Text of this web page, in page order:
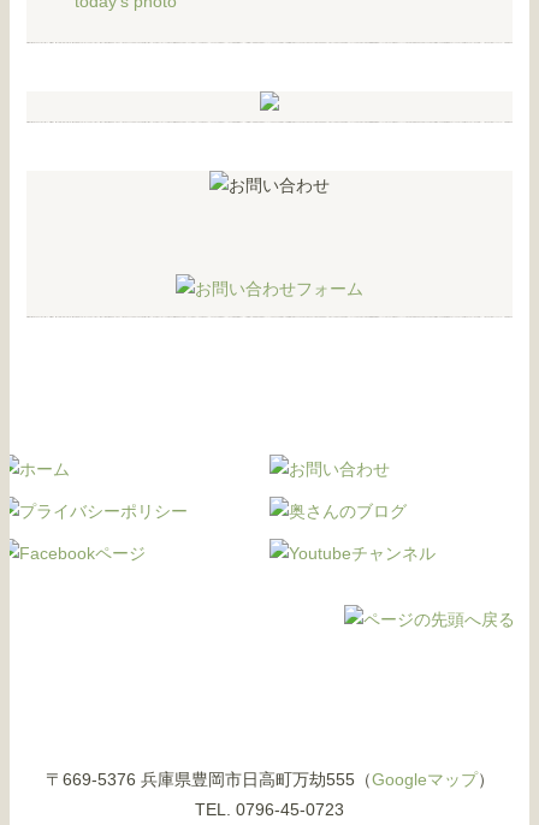
〒669-5376 兵庫県豊岡市日高町万劫555（Googleマップ）
TEL. 0796-45-0723